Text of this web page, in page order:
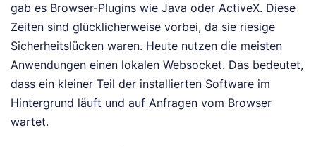
gab es Browser-Plugins wie Java oder ActiveX. Diese
Zeiten sind glücklicherweise vorbei, da sie riesige
Sicherheitslücken waren. Heute nutzen die meisten
Anwendungen einen lokalen Websocket. Das bedeutet,
dass ein kleiner Teil der installierten Software im
Hintergrund läuft und auf Anfragen vom Browser
wartet.